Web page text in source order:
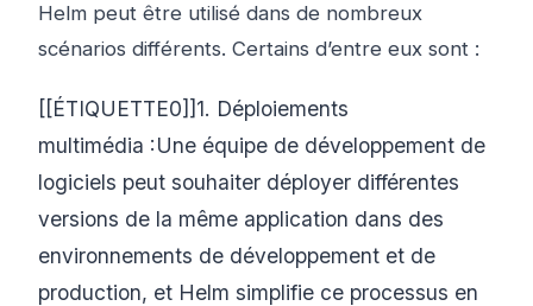
Helm peut être utilisé dans de nombreux
scénarios différents. Certains d’entre eux sont :
[[ÉTIQUETTE0]]1. Déploiements
multimédia :Une équipe de développement de
logiciels peut souhaiter déployer différentes
versions de la même application dans des
environnements de développement et de
production, et Helm simplifie ce processus en